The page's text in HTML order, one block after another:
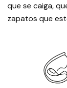
que se caiga,
zapatos que